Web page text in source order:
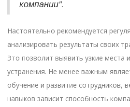
компании".
Настоятельно рекомендуется
анализировать результаты своих
Это позволит выявить узкие места
устранения. Не менее важным
обучение и развитие сотрудников,
навыков зависит способность